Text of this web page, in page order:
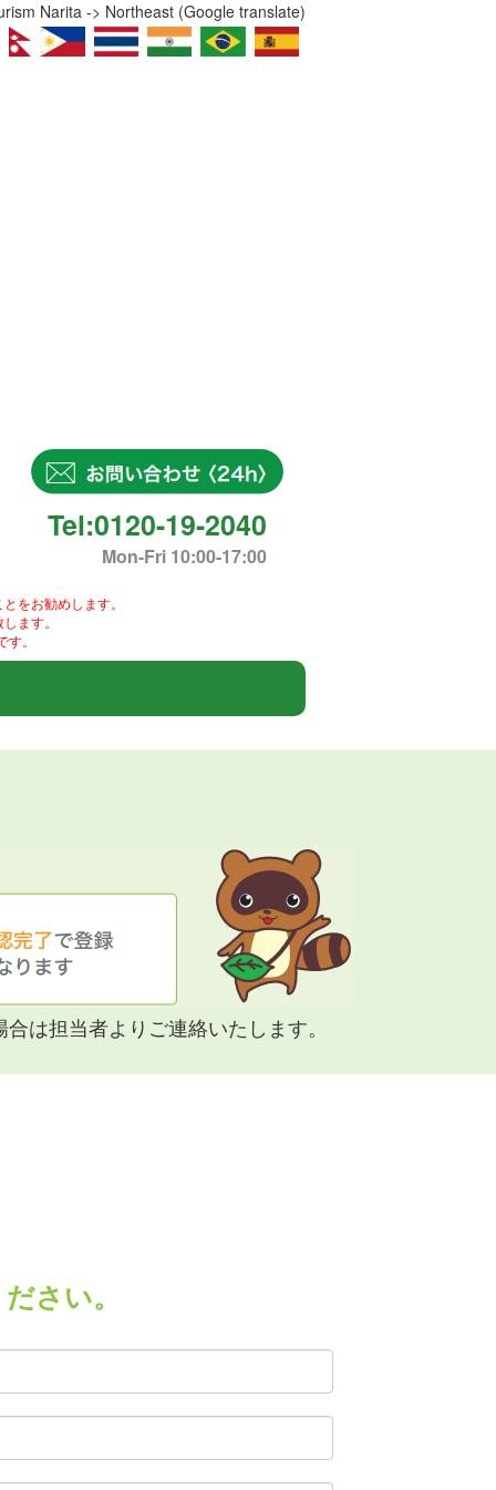
Narita -> Northeast (Google translate)
Tel:0120-19-2040
Mon-Fri 10:00-17:00
をお勧めします。
ます。
。
は担当者よりご連絡いたします。
さい。